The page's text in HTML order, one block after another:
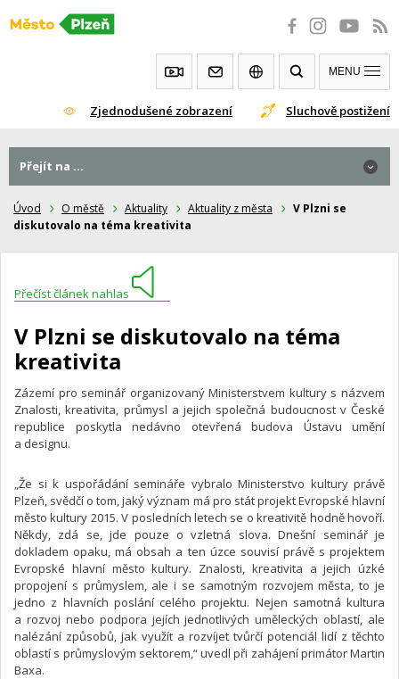
Přeskočit
Zjednodušené zobrazení Sluchově postižení
MENU
Úvod O městě Aktuality Aktuality z města
V Plzni se
diskutovalo na téma kreativita
Přečíst článek nahlas
V Plzni se diskutovalo na téma
kreativita
Zázemí pro seminář organizovaný Ministerstvem kultury s názvem
Znalosti, kreativita, průmysl a jejich společná budoucnost v České
republice poskytla nedávno otevřená budova Ústavu umění
a designu.
„Že si k uspořádání semináře vybralo Ministerstvo kultury právě
Plzeň, svědčí o tom, jaký význam má pro stát projekt Evropské hlavní
město kultury 2015. V posledních letech se o kreativitě hodně hovoří.
Někdy, zdá se, jde pouze o vzletná slova. Dnešní seminář je
dokladem opaku, má obsah a ten úzce souvisí právě s projektem
Evropské hlavní město kultury. Znalosti, kreativita a jejich úzké
propojení s průmyslem, ale i se samotným rozvojem města, to je
jedno z hlavních poslání celého projektu. Nejen samotná kultura
a rozvoj nebo podpora jejích jednotlivých uměleckých oblastí, ale
nalézání způsobů, jak využít a rozvíjet tvůrčí potenciál lidí z těchto
oblastí s průmyslovým sektorem,“ uvedl při zahájení primátor Martin
Baxa.
Přejít na ...